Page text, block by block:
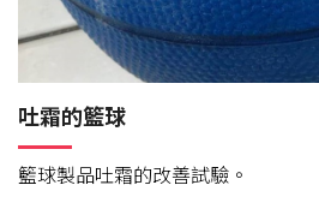
吐霜的籃球
籃球製品吐霜的改善試驗。